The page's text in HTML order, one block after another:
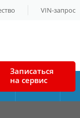
VIN-запрос
Записаться
на сервис